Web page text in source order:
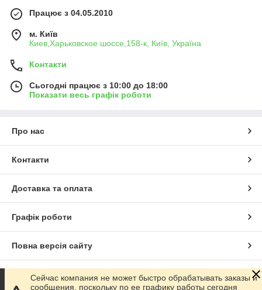
Працює з 04.05.2010
м. Київ
Киев,Харьковское шоссе,158-к, Київ, Україна
Контакти
Сьогодні працює з 10:00 до 18:00
Показати весь графік роботи
Про нас
Контакти
Доставка та оплата
Графік роботи
Повна версія сайту
Сайт створено на маркетплейсі Prom.ua
Сейчас компания не может быстро обрабатывать заказы и
сообщения, поскольку по ее графику работы сегодня